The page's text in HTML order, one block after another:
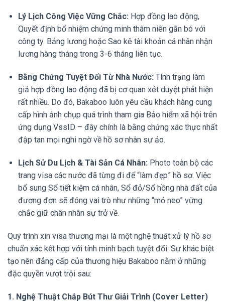
Lý Lịch Công Việc Vững Chắc: Hợp đồng lao động,
Quyết định bổ nhiệm chứng minh thâm niên gắn bó với
công ty. Bảng lương hoặc Sao kê tài khoản cá nhân nhận
lương hàng tháng trong 3-6 tháng liên tục.
Bằng Chứng Tuyệt Đối Từ Nhà Nước: Tình trạng làm
giả hợp đồng lao động đã bị cơ quan xét duyệt phát hiện
rất nhiều. Do đó, Bakaboo luôn yêu cầu khách hàng cung
cấp hình ảnh chụp quá trình tham gia Bảo hiểm xã hội trên
ứng dụng VssID – đây chính là bằng chứng xác thực nhất
đập tan mọi nghi ngờ về hồ sơ nhân sự ảo.
Lịch Sử Du Lịch & Tài Sản Cá Nhân: Photo toàn bộ các
trang visa các nước đã từng đi để “làm đẹp” hồ sơ. Việc
bổ sung Sổ tiết kiệm cá nhân, Sổ đỏ/Sổ hồng nhà đất của
đương đơn sẽ đóng vai trò như những “mỏ neo” vững
chắc giữ chân nhân sự trở về.
Quy trình xin visa thương mại là một nghệ thuật xử lý hồ sơ
chuẩn xác kết hợp với tính minh bạch tuyệt đối. Sự khác biệt
tạo nên đẳng cấp của thương hiệu Bakaboo nằm ở những
đặc quyền vượt trội sau:
1. Nghệ Thuật Chắp Bút Thư Giải Trình (Cover Letter)